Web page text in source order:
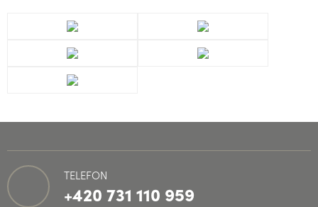
TELEFON
+420 731 110 959